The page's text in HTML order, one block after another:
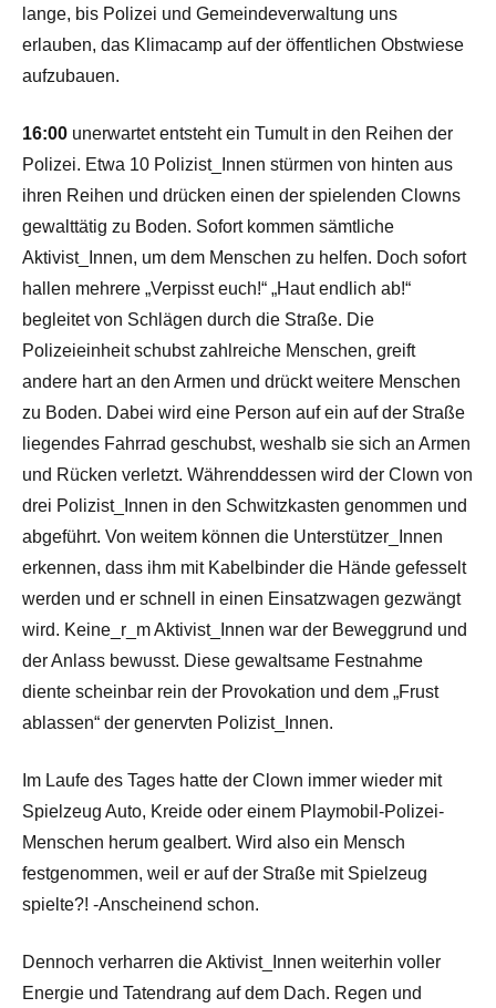
lange, bis Polizei und Gemeindeverwaltung uns
erlauben, das Klimacamp auf der öffentlichen Obstwiese
aufzubauen.
16:00 unerwartet entsteht ein Tumult in den Reihen der
Polizei. Etwa 10 Polizist_Innen stürmen von hinten aus
ihren Reihen und drücken einen der spielenden Clowns
gewalttätig zu Boden. Sofort kommen sämtliche
Aktivist_Innen, um dem Menschen zu helfen. Doch sofort
hallen mehrere „Verpisst euch!“ „Haut endlich ab!“
begleitet von Schlägen durch die Straße. Die
Polizeieinheit schubst zahlreiche Menschen, greift
andere hart an den Armen und drückt weitere Menschen
zu Boden. Dabei wird eine Person auf ein auf der Straße
liegendes Fahrrad geschubst, weshalb sie sich an Armen
und Rücken verletzt. Währenddessen wird der Clown von
drei Polizist_Innen in den Schwitzkasten genommen und
abgeführt. Von weitem können die Unterstützer_Innen
erkennen, dass ihm mit Kabelbinder die Hände gefesselt
werden und er schnell in einen Einsatzwagen gezwängt
wird. Keine_r_m Aktivist_Innen war der Beweggrund und
der Anlass bewusst. Diese gewaltsame Festnahme
diente scheinbar rein der Provokation und dem „Frust
ablassen“ der genervten Polizist_Innen.
Im Laufe des Tages hatte der Clown immer wieder mit
Spielzeug Auto, Kreide oder einem Playmobil-Polizei-
Menschen herum gealbert. Wird also ein Mensch
festgenommen, weil er auf der Straße mit Spielzeug
spielte?! -Anscheinend schon.
Dennoch verharren die Aktivist_Innen weiterhin voller
Energie und Tatendrang auf dem Dach. Regen und